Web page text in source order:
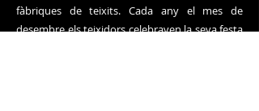
fàbriques de teixits. Cada any el mes de
desembre els teixidors celebraven la seva festa